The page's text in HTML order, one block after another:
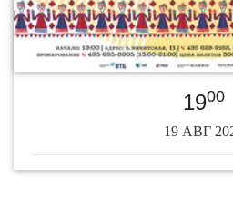
1900
19 АВГ